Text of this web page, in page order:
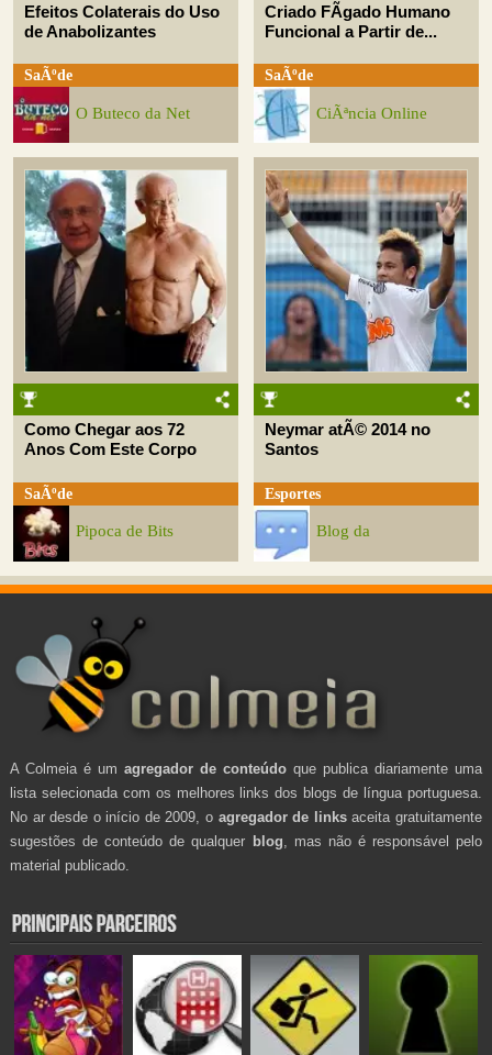
Efeitos Colaterais do Uso
de Anabolizantes
SaÃºde
O Buteco da Net
Criado FÃ­gado Humano
Funcional a Partir de...
SaÃºde
CiÃªncia Online
Como Chegar aos 72
Anos Com Este Corpo
SaÃºde
Pipoca de Bits
Neymar atÃ© 2014 no
Santos
Esportes
Blog da
A Colmeia é um agregador de conteúdo que publica diariamente uma
lista selecionada com os melhores links dos blogs de língua portuguesa.
No ar desde o início de 2009, o agregador de linksaceita gratuitamente
sugestões de conteúdo de qualquer blog , mas não é responsável pelo
material publicado.